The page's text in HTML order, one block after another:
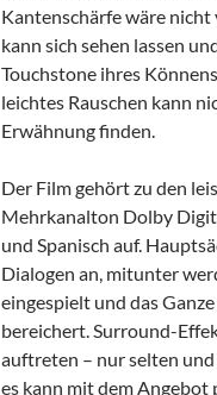
Kantenschärfe wäre nicht
kann sich sehen lassen
Touchstone ihres
leichtes Rauschen kann
Erwähnung finden.
Der Film gehört zu den
Mehrkanalton Dolby
und Spanisch auf.
Dialogen an, mitunter
eingespielt und das
bereichert. Surround-
auftreten – nur selten
es kann mit dem